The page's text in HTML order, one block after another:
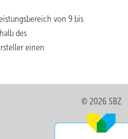
von 9 bis
des
einen
© 2026 SBZ